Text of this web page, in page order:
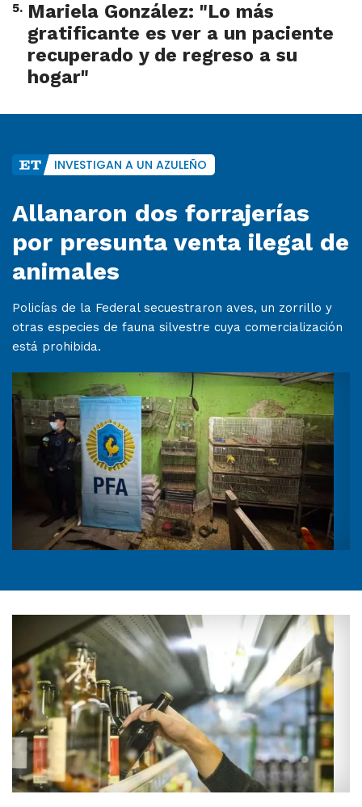
5. Mariela González: "Lo más
gratificante es ver a un paciente
recuperado y de regreso a su
hogar"
INVESTIGAN A UN AZULEÑO
Allanaron dos forrajerías
por presunta venta ilegal de
animales
Policías de la Federal secuestraron aves, un zorrillo y
otras especies de fauna silvestre cuya comercialización
está prohibida.